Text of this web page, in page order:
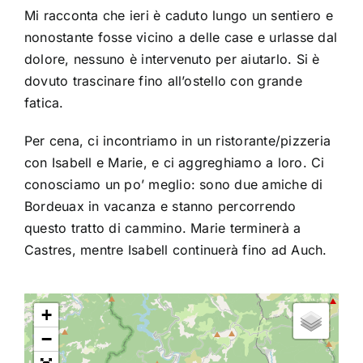
Mi racconta che ieri è caduto lungo un sentiero e
nonostante fosse vicino a delle case e urlasse dal
dolore, nessuno è intervenuto per aiutarlo. Si è
dovuto trascinare fino all’ostello con grande
fatica.
Per cena, ci incontriamo in un ristorante/pizzeria
con Isabell e Marie, e ci aggreghiamo a loro. Ci
conosciamo un po’ meglio: sono due amiche di
Bordeuax in vacanza e stanno percorrendo
questo tratto di cammino. Marie terminerà a
Castres, mentre Isabell continuerà fino ad Auch.
+
−